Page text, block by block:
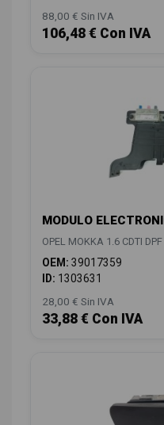
88,00 € Sin IVA
106,48 € Con IVA
MODULO
OPEL MOKKA 1.6 CDTI DPF
OEM: 39017359
ID: 1303631
28,00 € Sin IVA
33,88 € Con IVA